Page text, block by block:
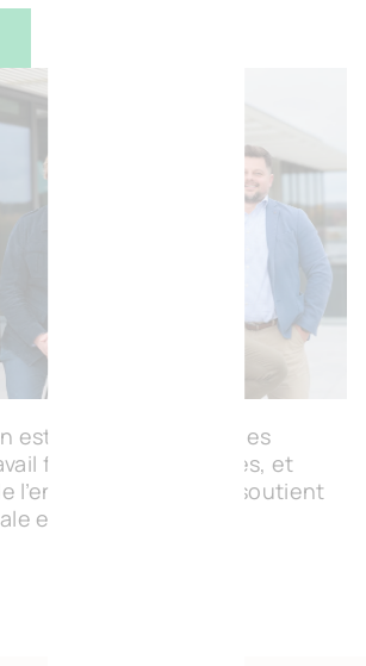
est de créer partout des
flexibles, modulables, et
l’environnement, qui soutient
et l’emploi.”